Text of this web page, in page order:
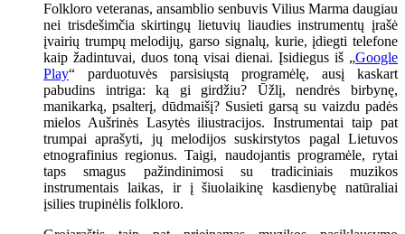
Folkloro veteranas, ansamblio senbuvis Vilius Marma daugiau
nei trisdešimčia skirtingų lietuvių liaudies instrumentų įrašė
įvairių trumpų melodijų, garso signalų, kurie, įdiegti telefone
kaip žadintuvai, duos toną visai dienai. Įsidiegus iš „Google
Play“ parduotuvės parsisiųstą programėlę, ausį kaskart
pabudins intriga: ką gi girdžiu? Ūžlį, nendrės birbynę,
manikarką, psalterį, dūdmaišį? Susieti garsą su vaizdu padės
mielos Aušrinės Lasytės iliustracijos. Instrumentai taip pat
trumpai aprašyti, jų melodijos suskirstytos pagal Lietuvos
etnografinius regionus. Taigi, naudojantis programėle, rytai
taps smagus pažindinimosi su tradiciniais muzikos
instrumentais laikas, ir į šiuolaikinę kasdienybę natūraliai
įsilies trupinėlis folkloro.